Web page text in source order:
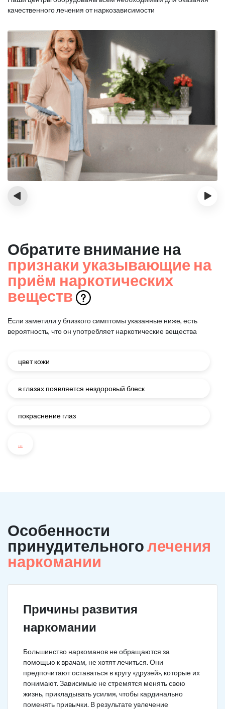
качественного лечения от наркозависимости
‹ ›
Обратите внимание на
признаки указывающие на
приём наркотических
веществ
Если заметили у близкого симптомы указанные ниже, есть
вероятность, что он употребляет наркотические вещества
цвет кожи
в глазах появляется нездоровый блеск
покраснение глаз
...
Особенности
принудительноголечения
наркомании
Причины развития
наркомании
Большинство наркоманов не обращаются за
помощью к врачам, не хотят лечиться. Они
предпочитают оставаться в кругу «друзей», которые их
понимают. Зависимые не стремятся менять свою
жизнь, прикладывать усилия, чтобы кардинально
поменять привычки. В результате увлечение